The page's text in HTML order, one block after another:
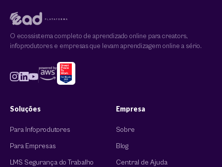
O ecossistema completo de aprendizado online para creators,
infoprodutores e empresas que levam aprendizagem online a sério.
Soluções
Para Infoprodutores
Para Empresas
LMS Segurança do Trabalho
Empresa
Sobre
Blog
Central de Ajuda